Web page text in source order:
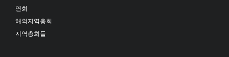
연회
해외지역총회
지역총회들